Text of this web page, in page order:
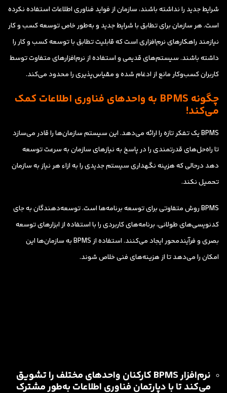
شرایط جدید را نداشته باشند، سازمان از فواید فناوری اطلاعات استفاده نکرده
است. هر سازمان برای تطابق با شرایط جدید و به‌طور خاص توسعه کسب و کار
نیازمند راهکارهای نرم‌افزاری است که قابلیت تطابق با توسعه کسب و کار را
داشته باشند. سیستم‌های قدیمی و استفاده از نرم‌افزارهای متفاوت توسط
کاربران کسب‌وکار مانع از ادغام شده و مقیاس‌پذیری را محدود می‌کند.
چگونه BPMS به واحدهای فناوری اطلاعات کمک
می‌کند!
BPMS یک تفکر تازه را ارائه می‌دهد. این سیستم سازمان‌ها را قادر می‌سازد
تا راه‌حل‌های قدرتمندی را در پاسخ به نیازهای سازمان به سرعت توسعه
دهد درحالی که هزینه نگهداری سیستم جدیدی را به ازاء هر نیاز به سازمان
تحمیل نکند.
BPMS روش متفاوتی برای توسعه برنامه‌ها است. توسعه‌دهندگان به جای
کدنویسی‌های طولانی، برنامه‌های کاربردی را با استفاده از ابزارهای توسعه
بصری و فرآیندمحور ایجاد می‌کنند. استفاده از BPMS به سازمان‌ها این
امکان را می‌دهد تا از هزینه‌های فنی خلاص شوند.
نرم‌افزار BPMS کارکنان واحدهای مختلف را تشویق
می‌کند تا با دپارتمان فناوری اطلاعات به‌طور مشترک